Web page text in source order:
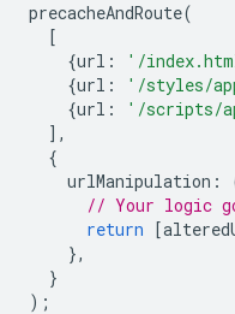
precacheAndRoute(
[
{url : '/
{url : '/styles/
{url : '/scripts/
],
{
urlManipulation :
// Your logic
return [
},
}
);